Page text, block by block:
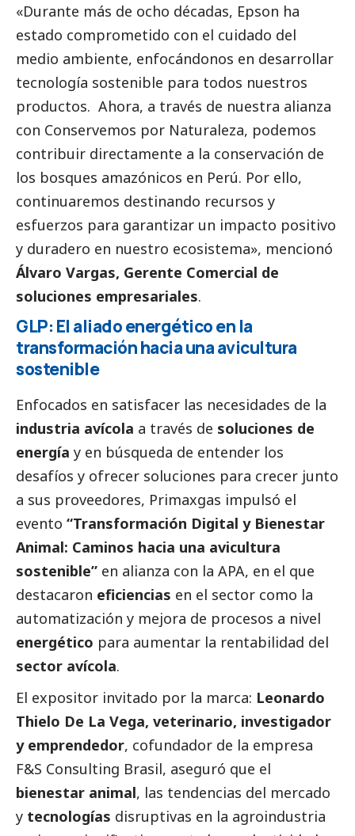
«Durante más de ocho décadas, Epson ha
estado comprometido con el cuidado del
medio ambiente, enfocándonos en desarrollar
tecnología sostenible para todos nuestros
productos. Ahora, a través de nuestra alianza
con Conservemos por Naturaleza, podemos
contribuir directamente a la conservación de
los bosques amazónicos en Perú. Por ello,
continuaremos destinando recursos y
esfuerzos para garantizar un impacto positivo
y duradero en nuestro ecosistema», mencionó
Álvaro Vargas, Gerente Comercial de
soluciones empresariales.
GLP: El aliado energético en la
transformación hacia una avicultura
sostenible
Enfocados en satisfacer las necesidades de la
industria avícola a través de soluciones de
energía y en búsqueda de entender los
desafíos y ofrecer soluciones para crecer junto
a sus proveedores, Primaxgas impulsó el
evento “Transformación Digital y Bienestar
Animal: Caminos hacia una avicultura
sostenible” en alianza con la APA, en el que
destacaron eficiencias en el sector como la
automatización y mejora de procesos a nivel
energético para aumentar la rentabilidad del
sector avícola.
El expositor invitado por la marca: Leonardo
Thielo De La Vega, veterinario, investigador
y emprendedor, cofundador de la empresa
F&S Consulting Brasil, aseguró que el
bienestar animal, las tendencias del mercado
y tecnologías disruptivas en la agroindustria